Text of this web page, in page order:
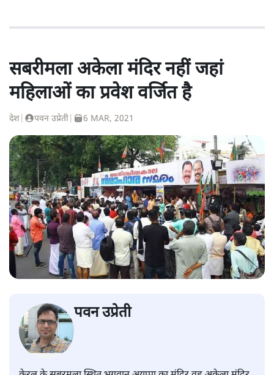
सबरीमला अकेला मंदिर नहीं जहां
महिलाओं का प्रवेश वर्जित है
देश पवन उप्रेती 6 MAR, 2021
पवन उप्रेती